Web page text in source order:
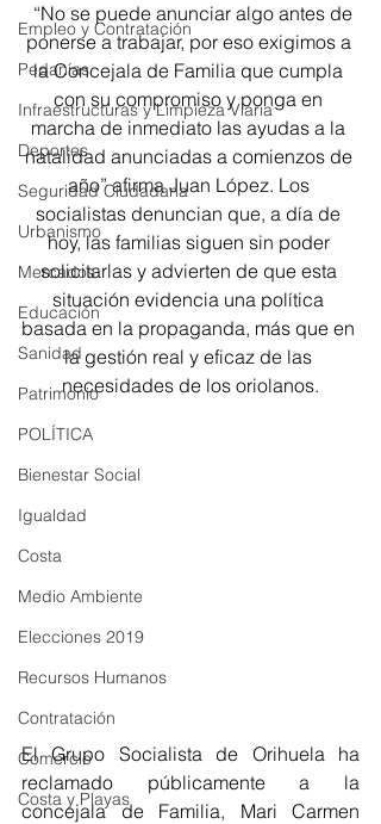
Empleo y Contratación
Pedanías
Infraestructuras y Limpieza Viaria
Deportes
Seguridad Ciudadana
Urbanismo
Mercados
Educación
Sanidad
Patrimonio
POLÍTICA
Bienestar Social
Igualdad
Costa
Medio Ambiente
Elecciones 2019
Recursos Humanos
Contratación
Comercio
Costa y Playas
“No se puede anunciar algo antes de
ponerse a trabajar, por eso exigimos a
la Concejala de Familia que cumpla
con su compromiso y ponga en
marcha de inmediato las ayudas a la
natalidad anunciadas a comienzos de
año” afirma Juan López. Los
socialistas denuncian que, a día de
hoy, las familias siguen sin poder
solicitarlas y advierten de que esta
situación evidencia una política
basada en la propaganda, más que en
la gestión real y eficaz de las
necesidades de los oriolanos.
El Grupo Socialista de Orihuela ha
reclamado públicamente a la
concejala de Familia, Mari Carmen